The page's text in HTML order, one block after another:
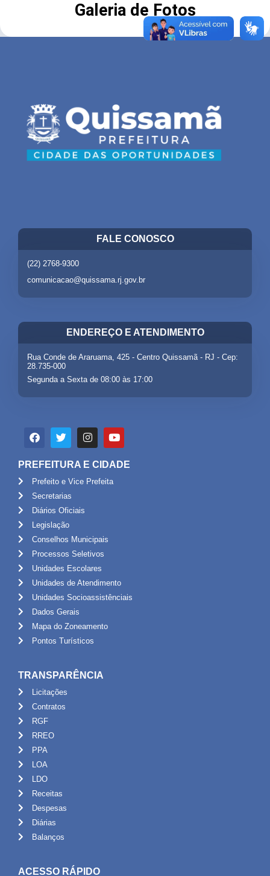
Galeria de Fotos
FALE CONOSCO
(22) 2768-9300
comunicacao@quissama.rj.gov.br
ENDEREÇO E ATENDIMENTO
Rua Conde de Araruama, 425 - Centro Quissamã - RJ - Cep:
28.735-000
Segunda a Sexta de 08:00 às 17:00
PREFEITURA E CIDADE
Prefeito e Vice Prefeita
Secretarias
Diários Oficiais
Legislação
Conselhos Municipais
Processos Seletivos
Unidades Escolares
Unidades de Atendimento
Unidades Socioassistênciais
Dados Gerais
Mapa do Zoneamento
Pontos Turísticos
TRANSPARÊNCIA
Licitações
Contratos
RGF
RREO
PPA
LOA
LDO
Receitas
Despesas
Diárias
Balanços
ACESSO RÁPIDO